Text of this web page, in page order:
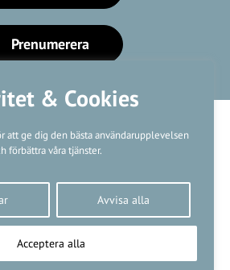
& Cookies
att ge dig den bästa användarupplevelsen
förbättra våra tjänster.
Avvisa alla
Acceptera alla
Prenumerera